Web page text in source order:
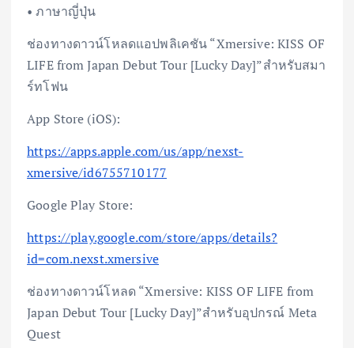
• ภาษาญี่ปุ่น
ช่องทางดาวน์โหลดแอปพลิเคชัน “Xmersive: KISS OF
LIFE from Japan Debut Tour [Lucky Day]”สำหรับสมา
ร์ทโฟน
App Store (iOS):
https://apps.apple.com/us/app/nexst-
xmersive/id6755710177
Google Play Store:
https://play.google.com/store/apps/details?
id=com.nexst.xmersive
ช่องทางดาวน์โหลด “Xmersive: KISS OF LIFE from
Japan Debut Tour [Lucky Day]”สำหรับอุปกรณ์ Meta
Quest